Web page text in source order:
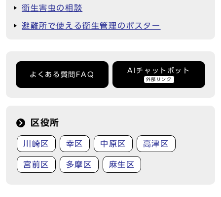
衛生害虫の相談
避難所で使える衛生管理のポスター
よくある質問FAQ
AIチャットボット
外部リンク
区役所
川崎区 幸区 中原区 高津区
宮前区 多摩区 麻生区